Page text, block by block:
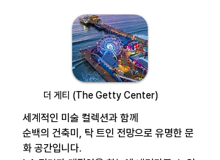
더 게티 (The Getty Center)
세계적인 미술 컬렉션과 함께
순백의 건축미, 탁 트인 전망으로 유명한 문
화 공간입니다.